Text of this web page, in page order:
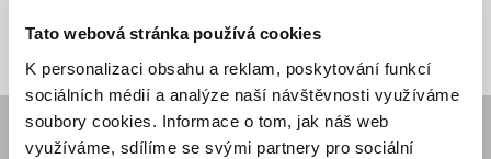
Tato webová stránka používá cookies
K personalizaci obsahu a reklam, poskytování funkcí
sociálních médií a analýze naší návštěvnosti využíváme
soubory cookies. Informace o tom, jak náš web
využíváme, sdílíme se svými partnery pro sociální
mailová
adresa
mailová
adresa
Vaše e-mailová adresa Přihlásit se
E-SHOP